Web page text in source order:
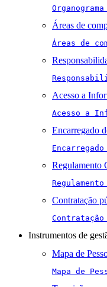
Áreas de
Áreas de
Acesso a
Acesso a
Encarregado
Regulamento
Contratação
Instrumentos de
Mapa de
Mapa de